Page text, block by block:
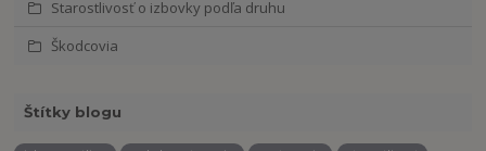
Starostlivosť o izbovky podľa druhu
Škodcovia
Štítky blogu